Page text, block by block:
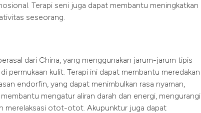
Terapi seni juga dapat membantu meningkatkan
seseorang.
dari China, yang menggunakan jarum-jarum tipis
permukaan kulit. Terapi ini dapat membantu meredakan
endorfin, yang dapat menimbulkan rasa nyaman,
mengatur aliran darah dan energi, mengurangi
merelaksasi otot-otot. Akupunktur juga dapat